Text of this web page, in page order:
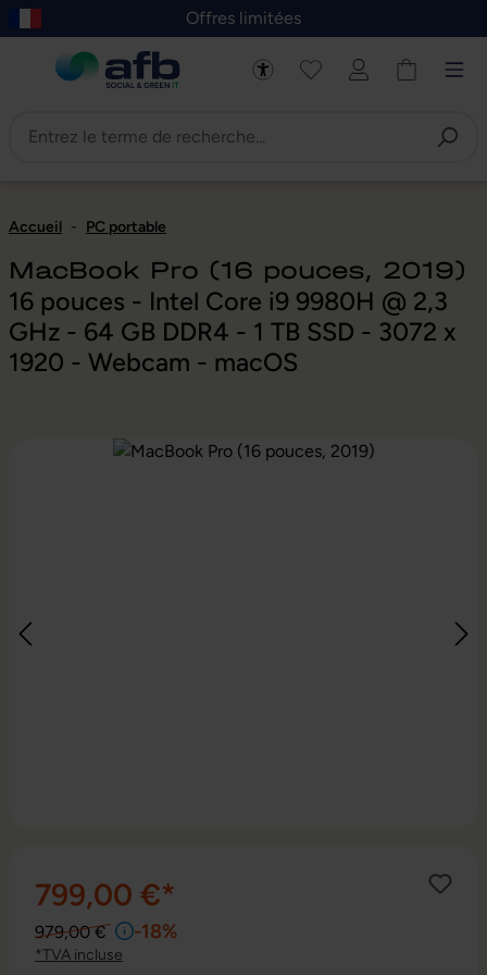
au contenu principal
Skip to B2B platform navigation
Offres limitées
Accueil - PC portable
MacBook Pro (16 pouces, 2019)
16 pouces - Intel Core i9 9980H @ 2,3
GHz - 64 GB DDR4 - 1 TB SSD - 3072 x
1920 - Webcam - macOS
Ignorer la galerie d'images
799,00 €*
979,00 € -18%
*TVA incluse